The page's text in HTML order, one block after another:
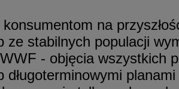
na
ze stabilnych populacji
- objęcia wszystkich
długoterminowymi